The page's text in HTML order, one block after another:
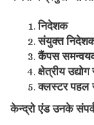
निदेशक
संयुक्त
कैंपस
क्षेत्रीय
क्लस्टर पहल
केन्द्रो एंड उनके